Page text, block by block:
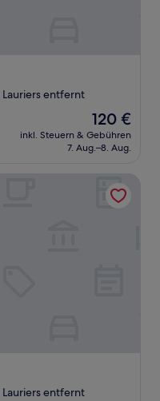
Lauriers entfernt
Der
Preis
beträgt
120 €
inkl. Steuern & Gebühren
7. Aug.–8. Aug.
Lauriers entfernt